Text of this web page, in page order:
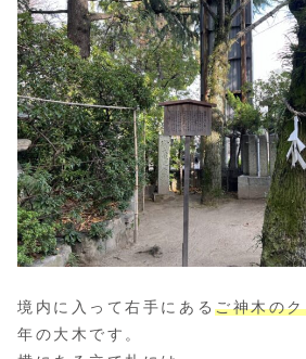
境内に入って右手にあるご神木の
年の大木です。